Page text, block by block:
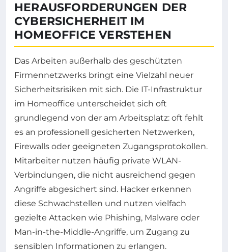
HERAUSFORDERUNGEN DER
CYBERSICHERHEIT IM
HOMEOFFICE VERSTEHEN
Das Arbeiten außerhalb des geschützten
Firmennetzwerks bringt eine Vielzahl neuer
Sicherheitsrisiken mit sich. Die IT-Infrastruktur
im Homeoffice unterscheidet sich oft
grundlegend von der am Arbeitsplatz: oft fehlt
es an professionell gesicherten Netzwerken,
Firewalls oder geeigneten Zugangsprotokollen.
Mitarbeiter nutzen häufig private WLAN-
Verbindungen, die nicht ausreichend gegen
Angriffe abgesichert sind. Hacker erkennen
diese Schwachstellen und nutzen vielfach
gezielte Attacken wie Phishing, Malware oder
Man-in-the-Middle-Angriffe, um Zugang zu
sensiblen Informationen zu erlangen.